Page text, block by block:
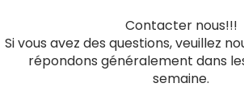
Contacter nous!!!
Si vous avez des questions, veuillez
répondons généralement dans
semaine.